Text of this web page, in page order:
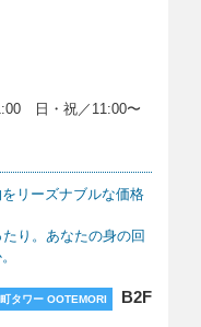
日・祝／11:00〜
リーズナブルな価格
り。あなたの身の回
タワー OOTEMORI B2F